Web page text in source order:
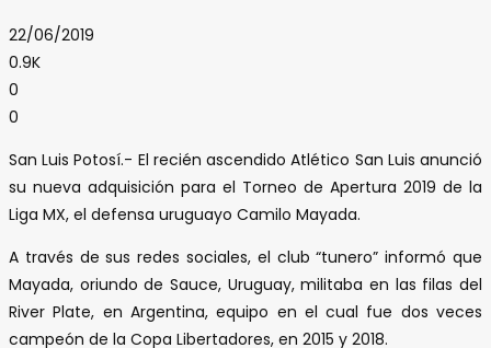
22/06/2019
0.9K
0
0
San Luis Potosí.- El recién ascendido Atlético San Luis anunció
su nueva adquisición para el Torneo de Apertura 2019 de la
Liga MX, el defensa uruguayo Camilo Mayada.
A través de sus redes sociales, el club “tunero” informó que
Mayada, oriundo de Sauce, Uruguay, militaba en las filas del
River Plate, en Argentina, equipo en el cual fue dos veces
campeón de la Copa Libertadores, en 2015 y 2018.